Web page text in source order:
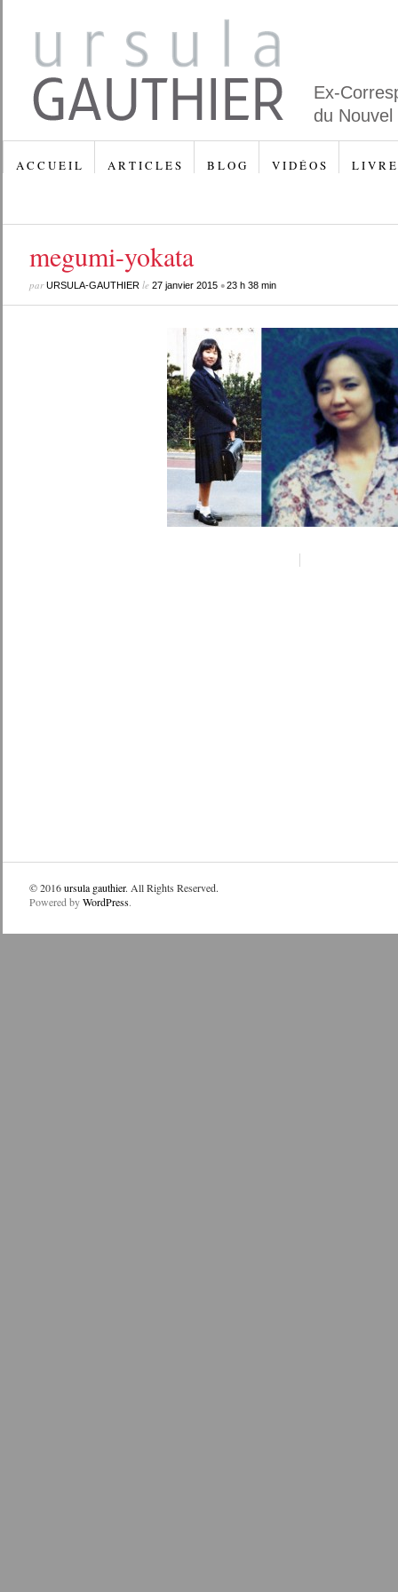
Ex-
du
A C C U E I L A R T I C L E S B L O G V I D É O S L I V R E
megumi-yokata
parURSULA-GAUTHIERle 27 janvier 2015•23 h 38 min
© 2016ursula gauthier. All Rights Reserved.
Powered byWordPress.